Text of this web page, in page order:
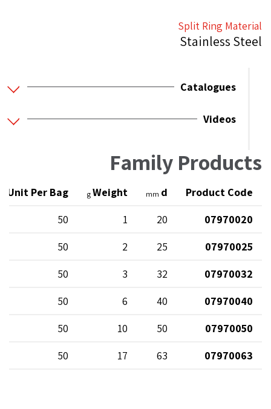
Split Ring Material
Stainless Steel
Catalogues
Videos
Family Products
Product Code
d
mm
Weight
g
Unit Per Bag
07970020
20
1
50
07970025
25
2
50
07970032
32
3
50
07970040
40
6
50
07970050
50
10
50
07970063
63
17
50